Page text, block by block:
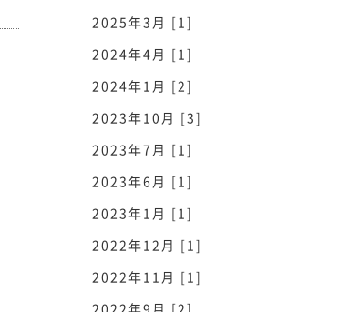
2025年3月 [1]
2024年4月 [1]
2024年1月 [2]
2023年10月 [3]
2023年7月 [1]
2023年6月 [1]
2023年1月 [1]
2022年12月 [1]
2022年11月 [1]